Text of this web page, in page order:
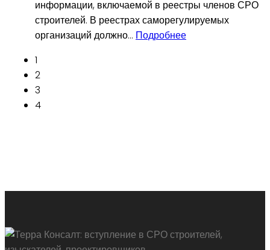
информации, включаемой в реестры членов СРО
строителей. В реестрах саморегулируемых
организаций должно… Подробнее
1
2
3
4